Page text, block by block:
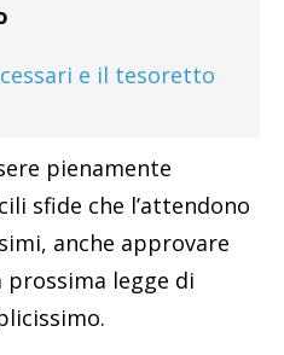
e il tesoretto
pienamente
sfide che l’attendono
anche approvare
legge di